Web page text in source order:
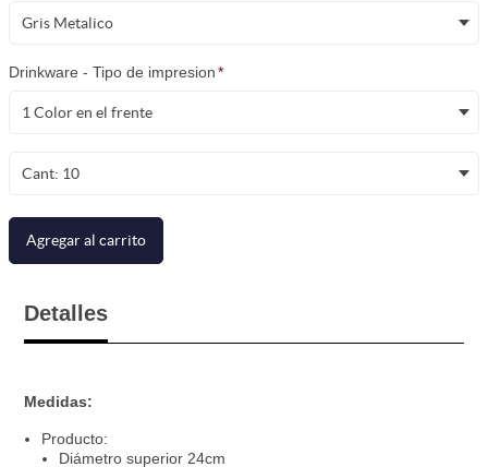
Gris Metalico
Drinkware - Tipo de impresion*
1 Color en el frente
Cant: 10
Agregar al carrito
Detalles
Medidas:
Producto:
Diámetro superior 24cm